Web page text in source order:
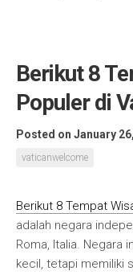
Berikut 8
Populer di
Posted on January
vaticanwelcome
Berikut 8 Tempat
adalah negara
Roma, Italia. Negara
kecil, tetapi memiliki